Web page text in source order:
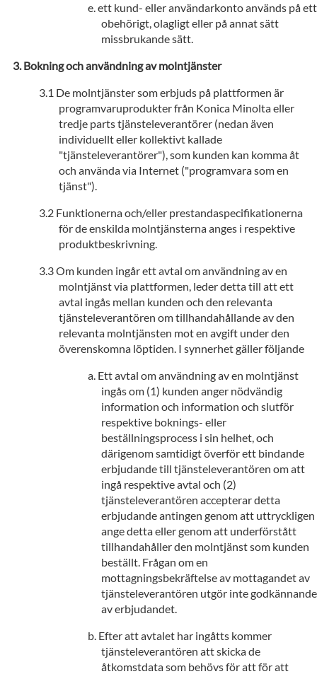
ett kund- eller användarkonto används på ett
obehörigt, olagligt eller på annat sätt
missbrukande sätt.
Bokning och användning av molntjänster
De molntjänster som erbjuds på plattformen är
programvaruprodukter från Konica Minolta eller
tredje parts tjänsteleverantörer (nedan även
individuellt eller kollektivt kallade
"tjänsteleverantörer"), som kunden kan komma åt
och använda via Internet ("programvara som en
tjänst").
Funktionerna och/eller prestandaspecifikationerna
för de enskilda molntjänsterna anges i respektive
produktbeskrivning.
Om kunden ingår ett avtal om användning av en
molntjänst via plattformen, leder detta till att ett
avtal ingås mellan kunden och den relevanta
tjänsteleverantören om tillhandahållande av den
relevanta molntjänsten mot en avgift under den
överenskomna löptiden. I synnerhet gäller följande
Ett avtal om användning av en molntjänst
ingås om (1) kunden anger nödvändig
information och information och slutför
respektive boknings- eller
beställningsprocess i sin helhet, och
därigenom samtidigt överför ett bindande
erbjudande till tjänsteleverantören om att
ingå respektive avtal och (2)
tjänsteleverantören accepterar detta
erbjudande antingen genom att uttryckligen
ange detta eller genom att underförstått
tillhandahåller den molntjänst som kunden
beställt. Frågan om en
mottagningsbekräftelse av mottagandet av
tjänsteleverantören utgör inte godkännande
av erbjudandet.
Efter att avtalet har ingåtts kommer
tjänsteleverantören att skicka de
åtkomstdata som behövs för att för att